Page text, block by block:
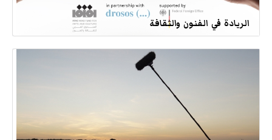
الريادة في الفنون والثقافة